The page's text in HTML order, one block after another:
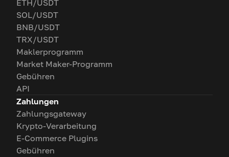
ETH/USDT
SOL/USDT
BNB/USDT
TRX/USDT
Maklerprogramm
Market Maker-Programm
Gebühren
API
Zahlungen
Zahlungsgateway
Krypto-Verarbeitung
E-Commerce Plugins
Gebühren